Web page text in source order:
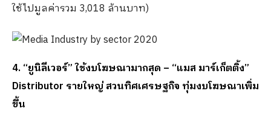
ใช้ไปมูลค่ารวม 3,018 ล้านบาท)
4. “ยูนิลีเวอร์” ใช้งบโฆษณามากสุด – “แมส มาร์เก็ตติ้ง”
Distributor รายใหญ่ สวนทิศเศรษฐกิจ ทุ่มงบโฆษณาเพิ่ม
ขึ้น